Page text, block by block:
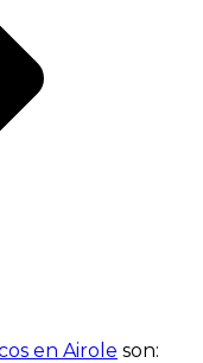
en Airole son: